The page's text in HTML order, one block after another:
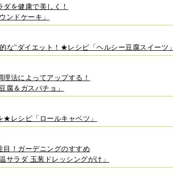
を健康で美しく！
ンドケーキ」
な"ダイエット！★レシピ「ヘルシー豆腐スイーツ」
理法によってアップする！
腐＆ガスパチョ」
★レシピ「ロールキャベツ」
目！ガーデニングのすすめ
サラダ 玉葱ドレッシングがけ」